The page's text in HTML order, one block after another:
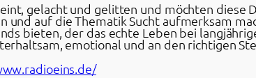
gelacht und gelitten und möchten
und auf die Thematik Sucht aufmerksam
bieten, der das echte Leben bei
emotional und an den richtigen